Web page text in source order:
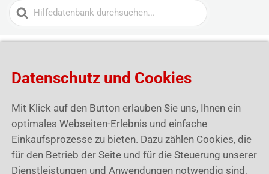
Search
For
Datenschutz und Cookies
Mit Klick auf den Button erlauben Sie uns, Ihnen ein
optimales Webseiten-Erlebnis und einfache
Einkaufsprozesse zu bieten. Dazu zählen Cookies, die
für den Betrieb der Seite und für die Steuerung unserer
Dienstleistungen und Anwendungen notwendig sind,